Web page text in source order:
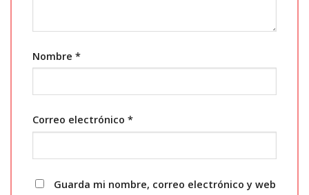
Nombre *
Correo electrónico *
Guarda mi nombre, correo electrónico y web